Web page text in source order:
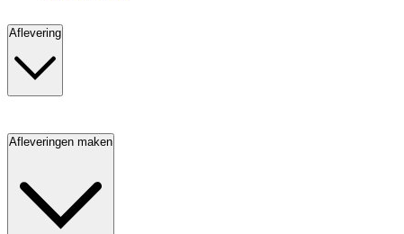
Aflevering
Afleveringen maken